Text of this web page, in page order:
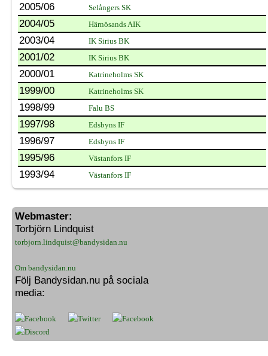
2005/06 Selångers SK
2004/05 Härnösands AIK
2003/04 IK Sirius BK
2001/02 IK Sirius BK
2000/01 Katrineholms SK
1999/00 Katrineholms SK
1998/99 Falu BS
1997/98 Edsbyns IF
1996/97 Edsbyns IF
1995/96 Västanfors IF
1993/94 Västanfors IF
Webmaster:
Torbjörn Lindquist
torbjorn.lindquist@bandysidan.nu
Om bandysidan.nu
Följ Bandysidan.nu på sociala
media: